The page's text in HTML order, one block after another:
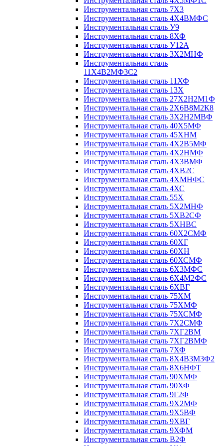
Инструментальная сталь 7Х3
Инструментальная сталь 4Х4ВМФС
Инструментальная сталь У9
Инструментальная сталь 8ХФ
Инструментальная сталь У12А
Инструментальная сталь 3Х2МНФ
Инструментальная сталь
11Х4В2МФ3С2
Инструментальная сталь 11ХФ
Инструментальная сталь 13Х
Инструментальная сталь 27Х2Н2М1Ф
Инструментальная сталь 2Х6В8М2К8
Инструментальная сталь 3Х2Н2МВФ
Инструментальная сталь 40Х5МФ
Инструментальная сталь 45ХНМ
Инструментальная сталь 4Х2В5МФ
Инструментальная сталь 4Х2НМФ
Инструментальная сталь 4Х3ВМФ
Инструментальная сталь 4ХВ2С
Инструментальная сталь 4ХМНФС
Инструментальная сталь 4ХС
Инструментальная сталь 55Х
Инструментальная сталь 5Х2МНФ
Инструментальная сталь 5ХВ2СФ
Инструментальная сталь 5ХНВС
Инструментальная сталь 60Х2СМФ
Инструментальная сталь 60ХГ
Инструментальная сталь 60ХН
Инструментальная сталь 60ХСМФ
Инструментальная сталь 6Х3МФС
Инструментальная сталь 6Х4М2ФС
Инструментальная сталь 6ХВГ
Инструментальная сталь 75ХМ
Инструментальная сталь 75ХМФ
Инструментальная сталь 75ХСМФ
Инструментальная сталь 7Х2СМФ
Инструментальная сталь 7ХГ2ВМ
Инструментальная сталь 7ХГ2ВМФ
Инструментальная сталь 7ХФ
Инструментальная сталь 8Х4В3М3Ф2
Инструментальная сталь 8Х6НФТ
Инструментальная сталь 90ХМФ
Инструментальная сталь 90ХФ
Инструментальная сталь 9Г2Ф
Инструментальная сталь 9Х2МФ
Инструментальная сталь 9Х5ВФ
Инструментальная сталь 9ХВГ
Инструментальная сталь 9ХФМ
Инструментальная сталь В2Ф